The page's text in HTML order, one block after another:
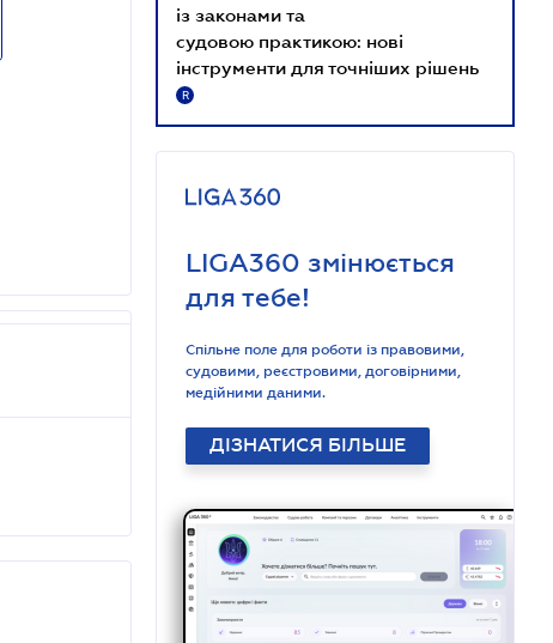
із законами та
судовою практикою: нові
інструменти для точніших рішень
R
LIGA360 змінюється
для тебе!
Спільне поле для роботи із правовими,
судовими, реєстровими, договірними,
медійними даними.
ДІЗНАТИСЯ БІЛЬШЕ